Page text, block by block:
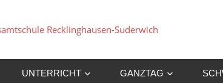
UNTERRICHT GANZTAG